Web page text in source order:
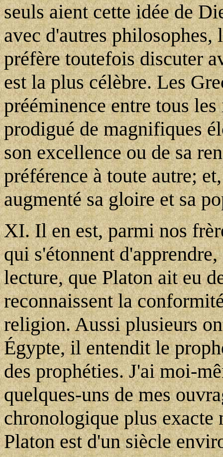
seuls aient cette idée de
avec d'autres philosophes,
préfère toutefois discuter
est la plus célèbre. Les
prééminence entre tous
prodigué de magnifiques
son excellence ou de sa
préférence à toute autre;
augmenté sa gloire et sa
XI. Il en est, parmi nos
qui s'étonnent
lecture, que Platon ait eu
reconnaissent la
religion. Aussi plusieurs
Égypte, il entendit le
des prophéties. J'ai moi-
quelques-uns de mes
chronologique plus exacte
Platon est d'un siècle